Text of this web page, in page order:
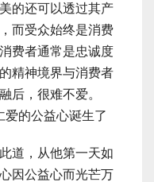
的还可以透过其产
而受众始终是消费
费者通常是忠诚度
精神境界与消费者
后，很难不爱。
爱的公益心诞生了
道，从他第一天如
因公益心而光芒万